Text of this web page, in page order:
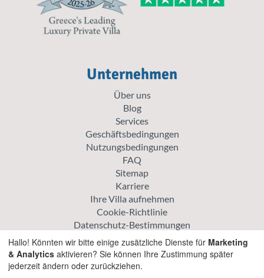
Unternehmen
Über uns
Blog
Services
Geschäftsbedingungen
Nutzungsbedingungen
FAQ
Sitemap
Karriere
Ihre Villa aufnehmen
Cookie-Richtlinie
Datenschutz-Bestimmungen
Erkunden
Aktionspreis Villen
Hallo! Könnten wir bitte einige zusätzliche Dienste für Marketing
& Analytics aktivieren? Sie können Ihre Zustimmung später
jederzeit ändern oder zurückziehen.